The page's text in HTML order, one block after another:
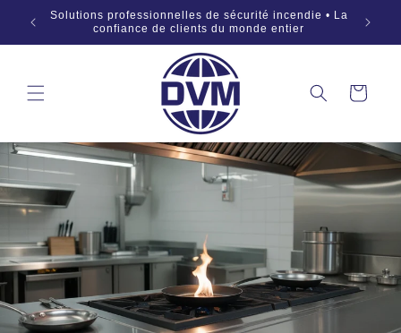
Aller au
contenu
Solutions professionnelles de sécurité incendie • La
confiance de clients du monde entier
Panier